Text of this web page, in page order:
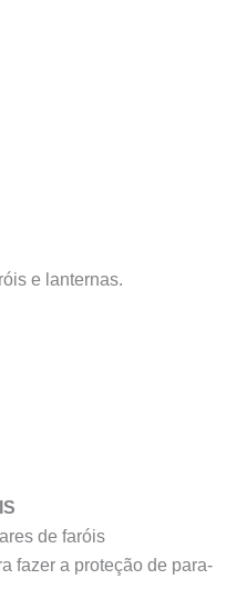
e lanternas.
de faróis
fazer a proteção de para-